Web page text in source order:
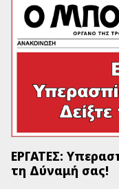
ΕΡΓΑΤΕΣ:
τη Δύναμή σας!